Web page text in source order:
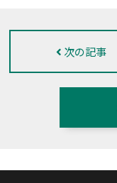
次の記事